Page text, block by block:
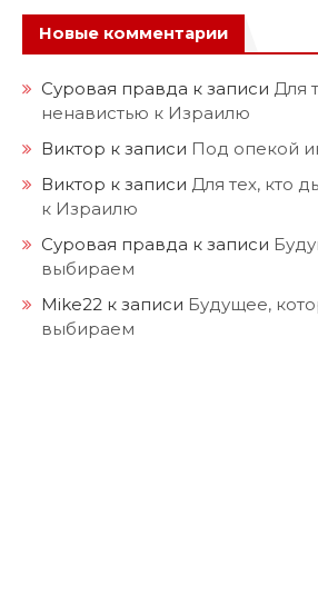
Новые комментарии
Суровая правда к записи Для
ненавистью к Израилю
Виктор к записи Под опекой
Виктор к записи Для тех, кто
к Израилю
Суровая правда к записи
выбираем
Mike22 к записи Будущее,
выбираем